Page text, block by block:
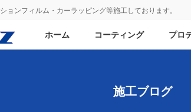
ンフィルム・カーラッピング等施工しております。
ホーム コーティング プロ
施工ブログ